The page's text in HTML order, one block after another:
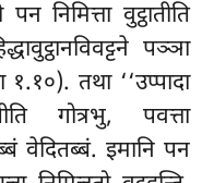
निमित्ता वुट्ठातीति
पञ्ञा
१.१०). तथा ‘‘उप्पादा
गोत्रभु, पवत्ता
वेदितब्बं. इमानि पन